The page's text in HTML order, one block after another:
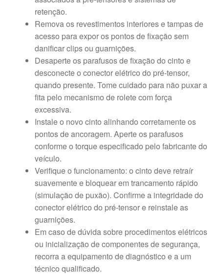
retenção.
Remova os revestimentos interiores e tampas de
acesso para expor os pontos de fixação sem
danificar clips ou guarnições.
Desaperte os parafusos de fixação do cinto e
desconecte o conector elétrico do pré-tensor,
quando presente. Tome cuidado para não puxar a
fita pelo mecanismo de rolete com força
excessiva.
Instale o novo cinto alinhando corretamente os
pontos de ancoragem. Aperte os parafusos
conforme o torque especificado pelo fabricante do
veículo.
Verifique o funcionamento: o cinto deve retraír
suavemente e bloquear em trancamento rápido
(simulação de puxão). Confirme a integridade do
conector elétrico do pré-tensor e reinstale as
guarnições.
Em caso de dúvida sobre procedimentos elétricos
ou inicialização de componentes de segurança,
recorra a equipamento de diagnóstico e a um
técnico qualificado.